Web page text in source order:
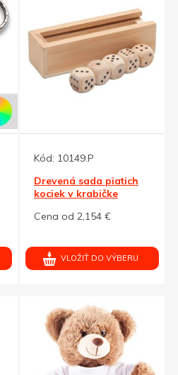
Kód: 10149.P
Drevená sada piatich
kociek v krabičke
Cena od 2,154 €
VLOŽIŤ DO VÝBERU